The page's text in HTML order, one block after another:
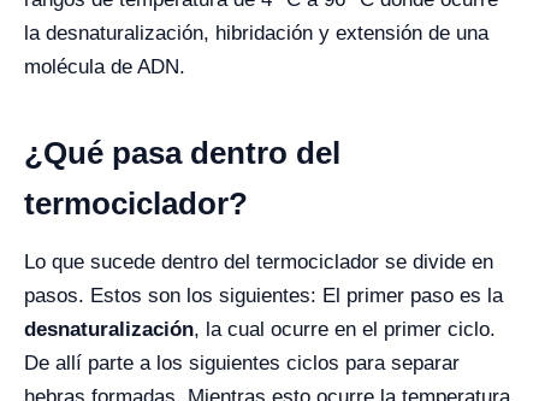
la desnaturalización, hibridación y extensión de una
molécula de ADN.
¿Qué pasa dentro del
termociclador?
Lo que sucede dentro del termociclador se divide en
pasos. Estos son los siguientes: El primer paso es la
desnaturalización, la cual ocurre en el primer ciclo.
De allí parte a los siguientes ciclos para separar